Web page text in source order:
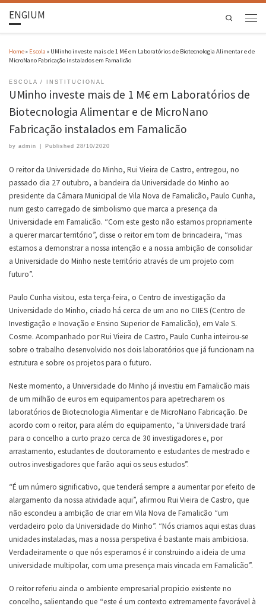
ENGIUM Search
Home» Escola » UMinho investe mais de 1 M€ em Laboratórios de Biotecnologia Alimentar e de
MicroNano Fabricação instalados em Famalicão
ESCOLA INSTITUCIONAL
UMinho investe mais de 1 M€ em Laboratórios de
Biotecnologia Alimentar e de MicroNano
Fabricação instalados em Famalicão
by admin Published 28/10/2020
O reitor da Universidade do Minho, Rui Vieira de Castro, entregou, no
passado dia 27 outubro, a bandeira da Universidade do Minho ao
presidente da Câmara Municipal de Vila Nova de Famalicão, Paulo Cunha,
num gesto carregado de simbolismo que marca a presença da
Universidade em Famalicão. “Com este gesto não estamos propriamente
a querer marcar território”, disse o reitor em tom de brincadeira, “mas
estamos a demonstrar a nossa intenção e a nossa ambição de consolidar
a Universidade do Minho neste território através de um projeto com
futuro”.
Paulo Cunha visitou, esta terça-feira, o Centro de investigação da
Universidade do Minho, criado há cerca de um ano no CIIES (Centro de
Investigação e Inovação e Ensino Superior de Famalicão), em Vale S.
Cosme. Acompanhado por Rui Vieira de Castro, Paulo Cunha inteirou-se
sobre o trabalho desenvolvido nos dois laboratórios que já funcionam na
estrutura e sobre os projetos para o futuro.
Neste momento, a Universidade do Minho já investiu em Famalicão mais
de um milhão de euros em equipamentos para apetrecharem os
laboratórios de Biotecnologia Alimentar e de MicroNano Fabricação. De
acordo com o reitor, para além do equipamento, “a Universidade trará
para o concelho a curto prazo cerca de 30 investigadores e, por
arrastamento, estudantes de doutoramento e estudantes de mestrado e
outros investigadores que farão aqui os seus estudos”.
“É um número significativo, que tenderá sempre a aumentar por efeito de
alargamento da nossa atividade aqui”, afirmou Rui Vieira de Castro, que
não escondeu a ambição de criar em Vila Nova de Famalicão “um
verdadeiro polo da Universidade do Minho”. “Nós criamos aqui estas duas
unidades instaladas, mas a nossa perspetiva é bastante mais ambiciosa.
Verdadeiramente o que nós esperamos é ir construindo a ideia de uma
universidade multipolar, com uma presença mais vincada em Famalicão”.
O reitor referiu ainda o ambiente empresarial propicio existente no
concelho, salientando que “este é um contexto extremamente favorável à